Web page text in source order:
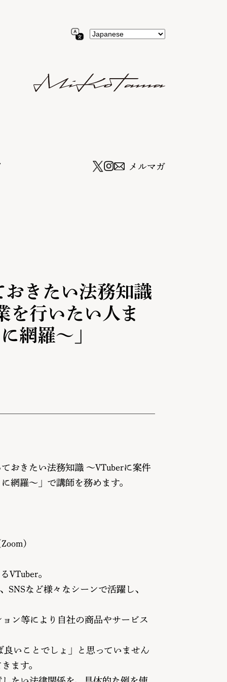
メルマガ
きたい法務知識
を行いたい人ま
網羅〜」
おきたい法務知識 〜VTuberに案件
網羅〜」で講師を務めます。
）
VTuber。
など様々なシーンで活躍し、
ン等により自社の商品やサービス
いことでしょ」と思っていません
ます。